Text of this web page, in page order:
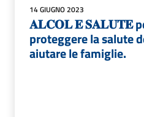
14 GIUGNO 2023
𝐀𝐋𝐂𝐎𝐋 𝐄 𝐒𝐀𝐋𝐔𝐓𝐄
proteggere la salute
aiutare le famiglie.